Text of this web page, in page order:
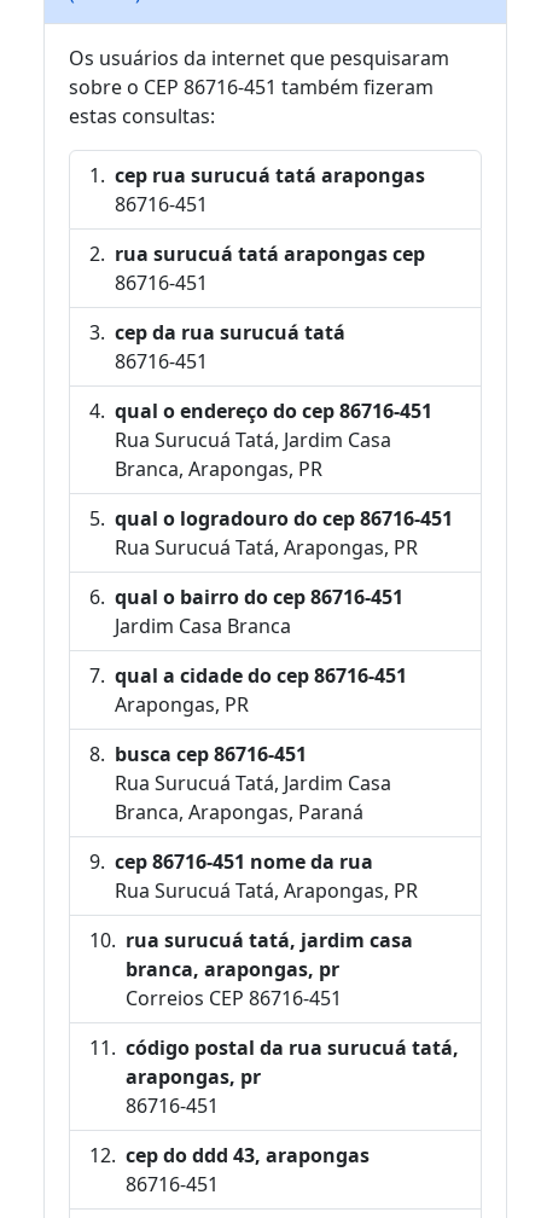
Os usuários da internet que pesquisaram
sobre o CEP 86716-451 também fizeram
estas consultas:
cep rua surucuá tatá arapongas
86716-451
rua surucuá tatá arapongas cep
86716-451
cep da rua surucuá tatá
86716-451
qual o endereço do cep 86716-451
Rua Surucuá Tatá, Jardim Casa
Branca, Arapongas, PR
qual o logradouro do cep 86716-451
Rua Surucuá Tatá, Arapongas, PR
qual o bairro do cep 86716-451
Jardim Casa Branca
qual a cidade do cep 86716-451
Arapongas, PR
busca cep 86716-451
Rua Surucuá Tatá, Jardim Casa
Branca, Arapongas, Paraná
cep 86716-451 nome da rua
Rua Surucuá Tatá, Arapongas, PR
rua surucuá tatá, jardim casa
branca, arapongas, pr
Correios CEP 86716-451
código postal da rua surucuá tatá,
arapongas, pr
86716-451
cep do ddd 43, arapongas
86716-451